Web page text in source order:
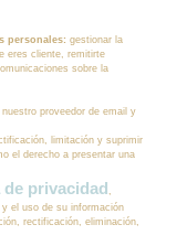
personales: gestionar la
eres cliente, remitirte
sobre la
proveedor de email y
limitación y suprimir
el derecho a presentar una
privacidad
el uso de su información
rectificación, eliminación,